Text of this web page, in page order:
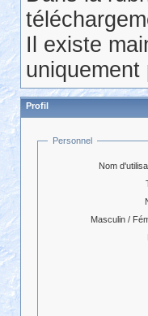
Il existe
uniquement
Profil
Personnel
Nom
Masculin /